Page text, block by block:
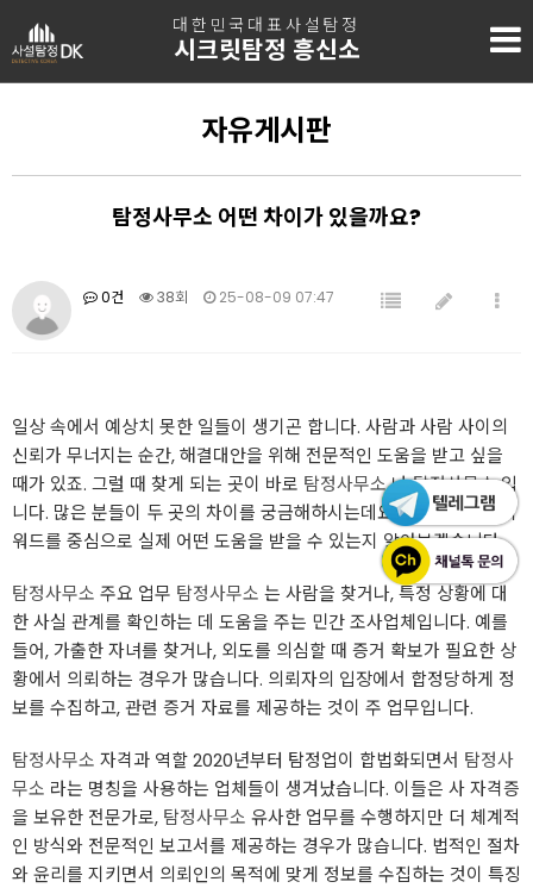
대한민국대표사설탐정
시크릿탐정 흥신소
자유게시판
탐정사무소 어떤 차이가 있을까요?
0건 38회 25-08-09 07:47
일상 속에서 예상치 못한 일들이 생기곤 합니다. 사람과 사람 사이의
신뢰가 무너지는 순간, 해결대안을 위해 전문적인 도움을 받고 싶을
때가 있죠. 그럴 때 찾게 되는 곳이 바로 탐정사무소나탐정사무소입
니다. 많은 분들이 두 곳의 차이를 궁금해하시는데요, 오늘은 이 두 키
워드를 중심으로 실제 어떤 도움을 받을 수 있는지 알아보겠습니다.
탐정사무소 주요 업무 탐정사무소 는 사람을 찾거나, 특정 상황에 대
한 사실 관계를 확인하는 데 도움을 주는 민간 조사업체입니다. 예를
들어, 가출한 자녀를 찾거나, 외도를 의심할 때 증거 확보가 필요한 상
황에서 의뢰하는 경우가 많습니다. 의뢰자의 입장에서 합정당하게 정
보를 수집하고, 관련 증거 자료를 제공하는 것이 주 업무입니다.
탐정사무소 자격과 역할 2020년부터 탐정업이 합법화되면서 탐정사
무소 라는 명칭을 사용하는 업체들이 생겨났습니다. 이들은 사 자격증
을 보유한 전문가로, 탐정사무소 유사한 업무를 수행하지만 더 체계적
인 방식와 전문적인 보고서를 제공하는 경우가 많습니다. 법적인 절차
와 윤리를 지키면서 의뢰인의 목적에 맞게 정보를 수집하는 것이 특징